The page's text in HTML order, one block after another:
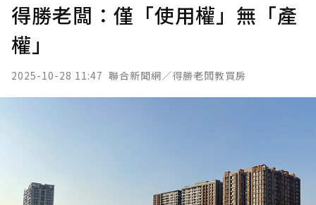
得勝老闆：僅「使用權」無「產
權」
2025-10-28 11:47 聯合新聞網／得勝老闆教買房